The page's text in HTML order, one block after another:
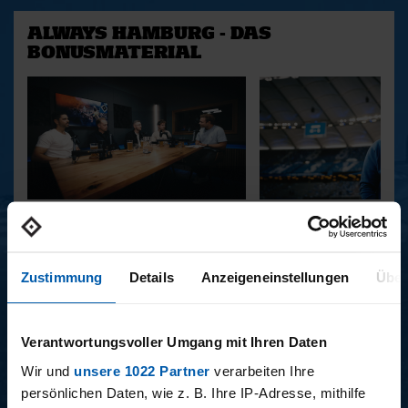
Zustimmung Details Anzeigeneinstellungen
Verantwortungsvoller Umgang mit Ihren Daten
Wir und unsere 1022 Partner verarbeiten Ihre
persönlichen Daten, wie z. B. Ihre IP-Adresse, mithilfe
ALWAYS HAMBURG - DAS
BONUSMATERIAL
15.12.2025
15 - STAFF-TALK
11.12.2025